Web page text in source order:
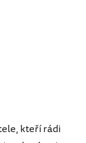
kteří rádi